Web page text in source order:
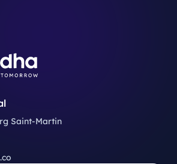
Saint-Martin